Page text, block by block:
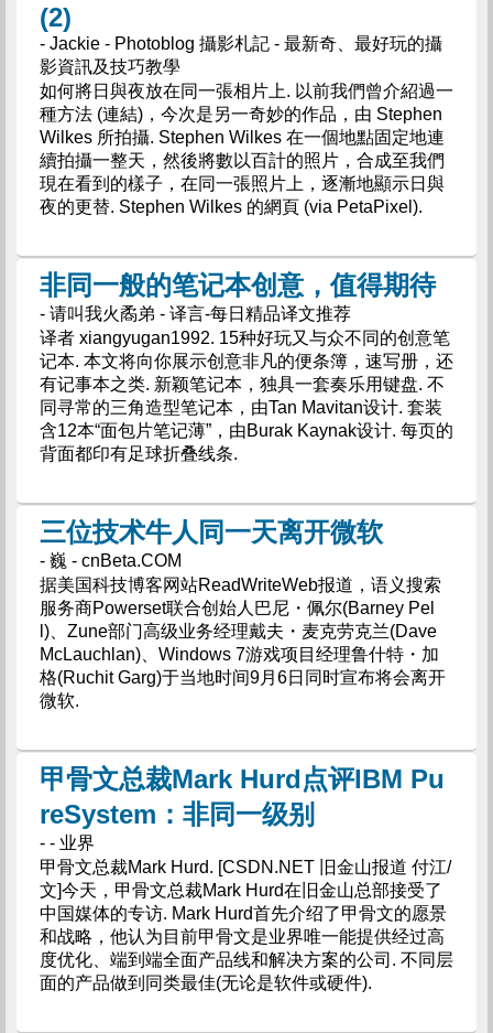
(2)
- Jackie - Photoblog 攝影札記 - 最新奇、最好玩的攝
影資訊及技巧教學
如何將日與夜放在同一張相片上. 以前我們曾介紹過一
種方法 (連結)，今次是另一奇妙的作品，由 Stephen
Wilkes 所拍攝. Stephen Wilkes 在一個地點固定地連
續拍攝一整天，然後將數以百計的照片，合成至我們
現在看到的樣子，在同一張照片上，逐漸地顯示日與
夜的更替. Stephen Wilkes 的網頁 (via PetaPixel).
非同一般的笔记本创意，值得期待
- 请叫我火矞弟 - 译言-每日精品译文推荐
译者 xiangyugan1992. 15种好玩又与众不同的创意笔
记本. 本文将向你展示创意非凡的便条簿，速写册，还
有记事本之类. 新颖笔记本，独具一套奏乐用键盘. 不
同寻常的三角造型笔记本，由Tan Mavitan设计. 套装
含12本“面包片笔记薄”，由Burak Kaynak设计. 每页的
背面都印有足球折叠线条.
三位技术牛人同一天离开微软
- 巍 - cnBeta.COM
据美国科技博客网站ReadWriteWeb报道，语义搜索
服务商Powerset联合创始人巴尼・佩尔(Barney Pel
l)、Zune部门高级业务经理戴夫・麦克劳克兰(Dave
McLauchlan)、Windows 7游戏项目经理鲁什特・加
格(Ruchit Garg)于当地时间9月6日同时宣布将会离开
微软.
甲骨文总裁Mark Hurd点评IBM Pu
reSystem：非同一级别
- - 业界
甲骨文总裁Mark Hurd. [CSDN.NET 旧金山报道 付江/
文]今天，甲骨文总裁Mark Hurd在旧金山总部接受了
中国媒体的专访. Mark Hurd首先介绍了甲骨文的愿景
和战略，他认为目前甲骨文是业界唯一能提供经过高
度优化、端到端全面产品线和解决方案的公司. 不同层
面的产品做到同类最佳(无论是软件或硬件).